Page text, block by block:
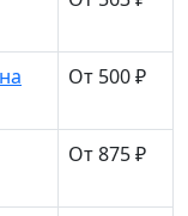
От 500 ₽
От 875 ₽